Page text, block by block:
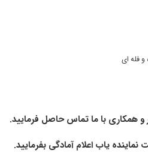
فله ای
همکاری با ما تماس حاصل فرمایید.
نماینده یاب اعلام آمادگی بفرمایید.